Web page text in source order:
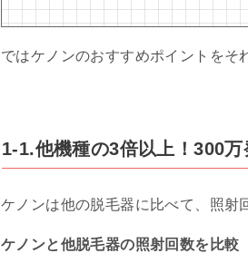
ではケノンのおすすめポイントをそ
1-1.他機種の3倍以上！300
ケノンは他の脱毛器に比べて、照射
ケノンと他脱毛器の照射回数を比較